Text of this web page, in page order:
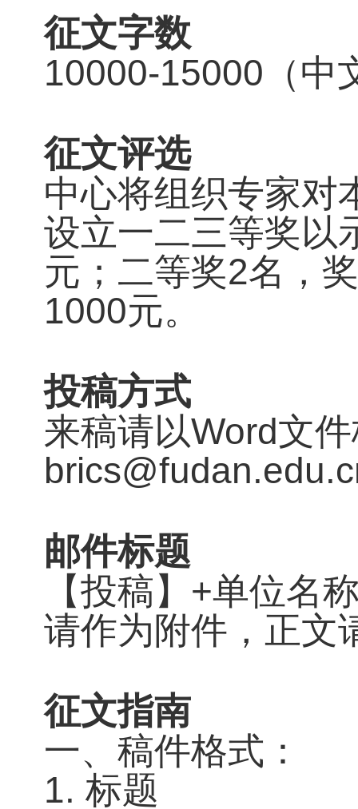
征文字数
10000-15000（中
征文评选
中心将组织专家对
设立一二三等奖以
元；二等奖2名，
1000元。
投稿方式
来稿请以Word文
邮件标题
【投稿】+单位名
请作为附件，正文
征文指南
一、稿件格式：
1. 标题